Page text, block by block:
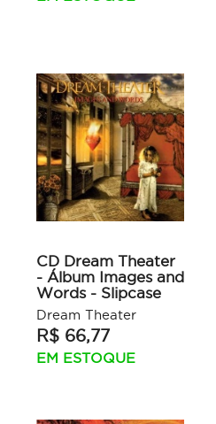
CD Dream Theater
- Álbum Images and
Words - Slipcase
Dream Theater
R$ 66,77
EM ESTOQUE